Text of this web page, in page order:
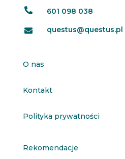
 601 098 038
 questus@questus.pl
O nas
Kontakt
Polityka prywatności
Rekomendacje